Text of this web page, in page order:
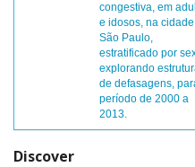
congestiva, em
e idosos, na
São Paulo,
estratificado por
explorando
de defasagens,
período de 2000 a
2013.
Discover